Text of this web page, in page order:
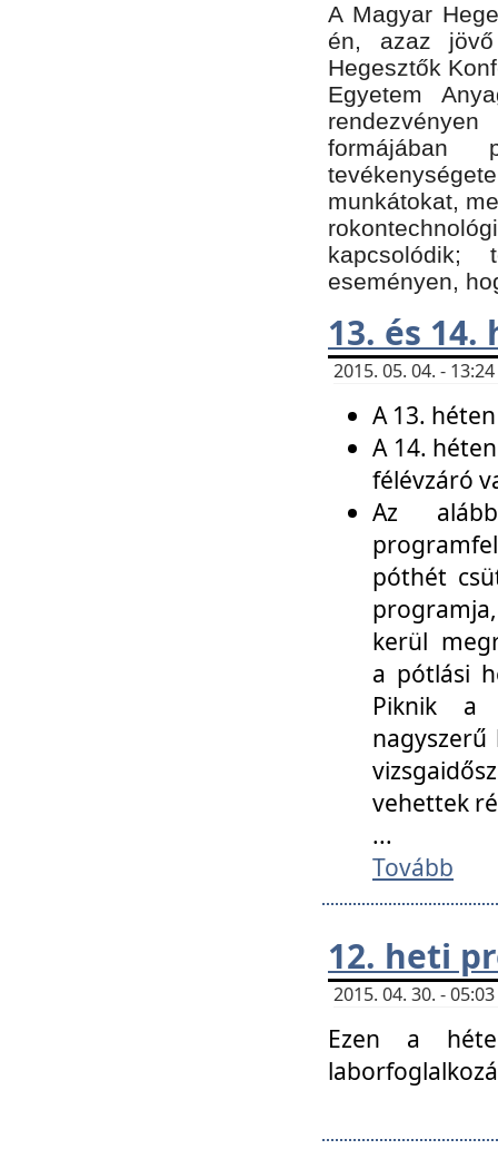
A Magyar
én, azaz
Hegesztők
Egyetem
formájában
munkátokat,
eseményen,
13. és
2015. 05. 04. -
A 13.
A 14.
félévzáró
Az
póthét
kerül
a pótlási
Piknik a
vehettek
...
Tovább
12. heti
2015. 04. 30. -
Ezen a